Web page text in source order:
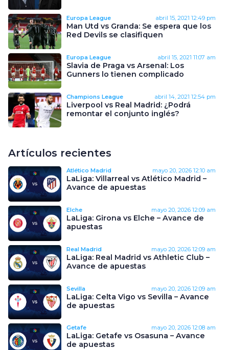
Europa League abril 15, 2021 12:49 pm
Man Utd vs Granda: Se espera que los
Red Devils se clasifiquen
Europa League abril 15, 2021 11:07 am
Slavia de Praga vs Arsenal: Los
Gunners lo tienen complicado
Champions League abril 14, 2021 12:54 pm
Liverpool vs Real Madrid: ¿Podrá
remontar el conjunto inglés?
Artículos recientes
Atlético Madrid mayo 20, 2026 12:10 am
LaLiga: Villarreal vs Atlético Madrid –
Avance de apuestas
Elche mayo 20, 2026 12:09 am
LaLiga: Girona vs Elche – Avance de
apuestas
Real Madrid mayo 20, 2026 12:09 am
LaLiga: Real Madrid vs Athletic Club –
Avance de apuestas
Sevilla mayo 20, 2026 12:09 am
LaLiga: Celta Vigo vs Sevilla – Avance
de apuestas
Getafe mayo 20, 2026 12:08 am
LaLiga: Getafe vs Osasuna – Avance
de apuestas